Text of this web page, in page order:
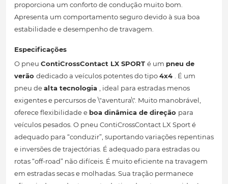
proporciona um conforto de condução muito bom.
Apresenta um comportamento seguro devido à sua boa
estabilidade e desempenho de travagem.
Especificações
O pneu ContiCrossContact LX SPORT é um pneu de
verão dedicado a veículos potentes do tipo4x4 . É um
pneu dealta tecnologia , ideal para estradas menos
exigentes e percursos de \"aventura\". Muito manobrável,
oferece flexibilidade e boa dinâmica de direção para
veículos pesados. O pneu ContiCrossContact LX Sport é
adequado para “conduzir”, suportando variações repentinas
e inversões de trajectórias. É adequado para estradas ou
rotas “off-road” não difíceis. É muito eficiente na travagem
em estradas secas e molhadas. Sua tração permanece